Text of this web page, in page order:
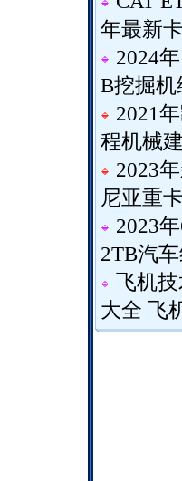
年最新
2024
B挖掘机
2021
程机械
2023
尼亚重
2023
2TB汽
飞机
大全 飞